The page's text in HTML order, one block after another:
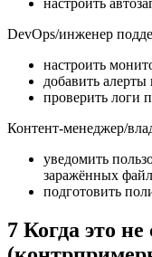
DevOps/инженер
настроить
добавить
проверить логи
Контент-менеджер/
уведомить
заражённых
подготовить
7 Когда это не